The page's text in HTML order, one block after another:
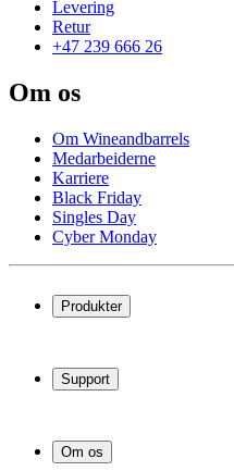
Levering
Retur
+47 239 666 26
Om os
Om Wineandbarrels
Medarbeiderne
Karriere
Black Friday
Singles Day
Cyber Monday
Produkter
Vinstativ
Vinmøbler
Support
Service
Betaling
Om os